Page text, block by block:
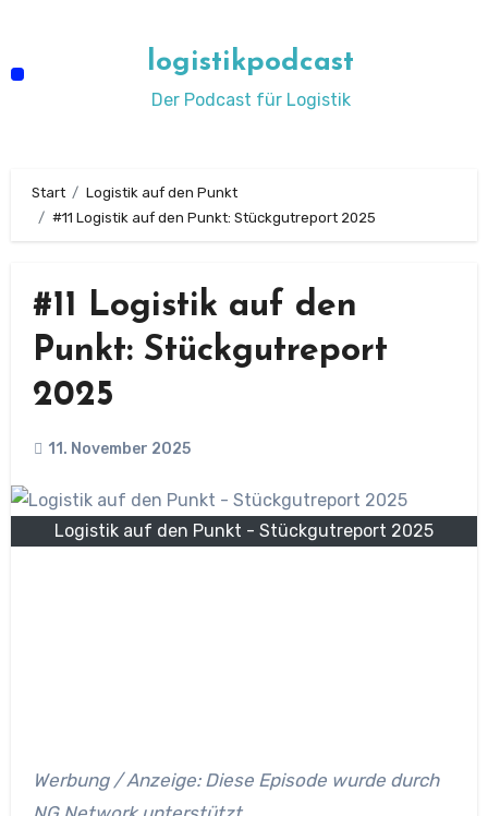
springen
logistikpodcast
Der Podcast für Logistik
Start
Logistik auf den Punkt
#11 Logistik auf den Punkt: Stückgutreport 2025
#11 Logistik auf den
Punkt: Stückgutreport
2025
11. November 2025
Logistik auf den Punkt - Stückgutreport 2025
Werbung / Anzeige: Diese Episode wurde durch